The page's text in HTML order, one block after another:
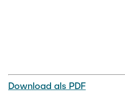
Download als PDF